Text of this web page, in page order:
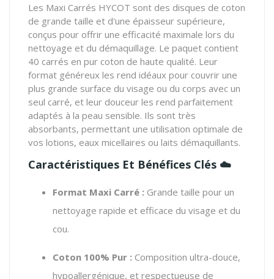
Les Maxi Carrés HYCOT sont des disques de coton
de grande taille et d'une épaisseur supérieure,
conçus pour offrir une efficacité maximale lors du
nettoyage et du démaquillage. Le paquet contient
40 carrés en pur coton de haute qualité. Leur
format généreux les rend idéaux pour couvrir une
plus grande surface du visage ou du corps avec un
seul carré, et leur douceur les rend parfaitement
adaptés à la peau sensible. Ils sont très
absorbants, permettant une utilisation optimale de
vos lotions, eaux micellaires ou laits démaquillants.
Caractéristiques Et Bénéfices Clés ☁️
Format Maxi Carré : Grande taille pour un
nettoyage rapide et efficace du visage et du
cou.
Coton 100% Pur : Composition ultra-douce,
hypoallergénique, et respectueuse de